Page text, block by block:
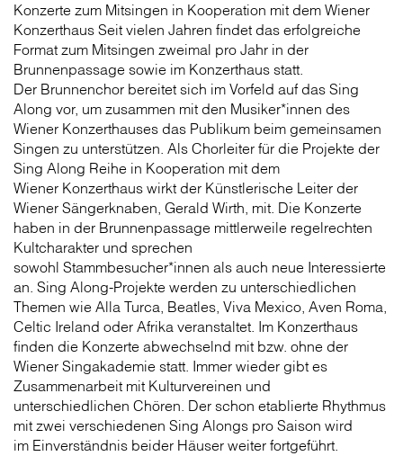
Konzerte zum Mitsingen in Kooperation mit dem Wiener
Konzerthaus Seit vielen Jahren findet das erfolgreiche
Format zum Mitsingen zweimal pro Jahr in der
Brunnenpassage sowie im Konzerthaus statt.
Der Brunnenchor bereitet sich im Vorfeld auf das Sing
Along vor, um zusammen mit den Musiker*innen des
Wiener Konzerthauses das Publikum beim gemeinsamen
Singen zu unterstützen. Als Chorleiter für die Projekte der
Sing Along Reihe in Kooperation mit dem
Wiener Konzerthaus wirkt der Künstlerische Leiter der
Wiener Sängerknaben, Gerald Wirth, mit. Die Konzerte
haben in der Brunnenpassage mittlerweile regelrechten
Kultcharakter und sprechen
sowohl Stammbesucher*innen als auch neue Interessierte
an. Sing Along-Projekte werden zu unterschiedlichen
Themen wie Alla Turca, Beatles, Viva Mexico, Aven Roma,
Celtic Ireland oder Afrika veranstaltet. Im Konzerthaus
finden die Konzerte abwechselnd mit bzw. ohne der
Wiener Singakademie statt. Immer wieder gibt es
Zusammenarbeit mit Kulturvereinen und
unterschiedlichen Chören. Der schon etablierte Rhythmus
mit zwei verschiedenen Sing Alongs pro Saison wird
im Einverständnis beider Häuser weiter fortgeführt.